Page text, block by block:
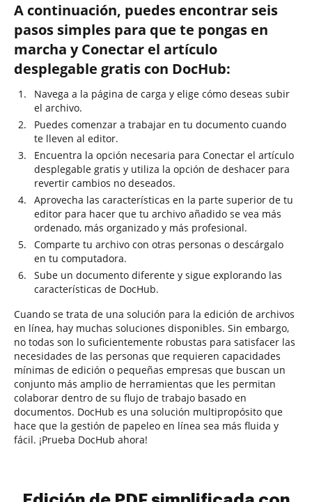
A continuación, puedes encontrar seis
pasos simples para que te pongas en
marcha y Conectar el artículo
desplegable gratis con DocHub:
Navega a la página de carga y elige cómo deseas subir
el archivo.
Puedes comenzar a trabajar en tu documento cuando
te lleven al editor.
Encuentra la opción necesaria para Conectar el artículo
desplegable gratis y utiliza la opción de deshacer para
revertir cambios no deseados.
Aprovecha las características en la parte superior de tu
editor para hacer que tu archivo añadido se vea más
ordenado, más organizado y más profesional.
Comparte tu archivo con otras personas o descárgalo
en tu computadora.
Sube un documento diferente y sigue explorando las
características de DocHub.
Cuando se trata de una solución para la edición de archivos
en línea, hay muchas soluciones disponibles. Sin embargo,
no todas son lo suficientemente robustas para satisfacer las
necesidades de las personas que requieren capacidades
mínimas de edición o pequeñas empresas que buscan un
conjunto más amplio de herramientas que les permitan
colaborar dentro de su flujo de trabajo basado en
documentos. DocHub es una solución multipropósito que
hace que la gestión de papeleo en línea sea más fluida y
fácil. ¡Prueba DocHub ahora!